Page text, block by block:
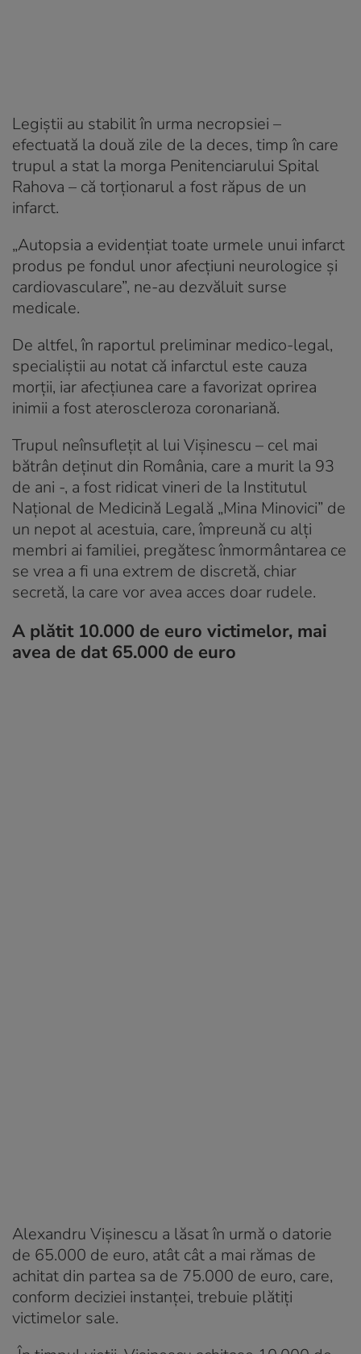
Legiștii au stabilit în urma necropsiei –
efectuată la două zile de la deces, timp în care
trupul a stat la morga Penitenciarului Spital
Rahova – că torționarul a fost răpus de un
infarct.
„Autopsia a evidențiat toate urmele unui infarct
produs pe fondul unor afecțiuni neurologice și
cardiovasculare”, ne-au dezvăluit surse
medicale.
De altfel, în raportul preliminar medico-legal,
specialiștii au notat că infarctul este cauza
morții, iar afecțiunea care a favorizat oprirea
inimii a fost ateroscleroza coronariană.
Trupul neînsuflețit al lui Vișinescu – cel mai
bătrân deținut din România, care a murit la 93
de ani -, a fost ridicat vineri de la Institutul
Național de Medicină Legală „Mina Minovici” de
un nepot al acestuia, care, împreună cu alți
membri ai familiei, pregătesc înmormântarea ce
se vrea a fi una extrem de discretă, chiar
secretă, la care vor avea acces doar rudele.
A plătit 10.000 de euro victimelor, mai
avea de dat 65.000 de euro
Alexandru Vișinescu a lăsat în urmă o datorie
de 65.000 de euro, atât cât a mai rămas de
achitat din partea sa de 75.000 de euro, care,
conform deciziei instanței, trebuie plătiți
victimelor sale.